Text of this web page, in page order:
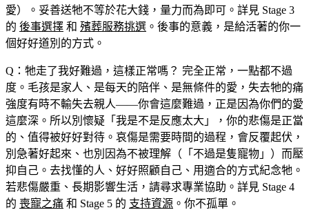
愛）。妥善送牠不等於花大錢，量力而為即可。詳見 Stage 3
的 後事選擇 和 殯葬服務挑選 。後事的意義，是給活著的你一
個好好道別的方式。
Q：牠走了我好難過，這樣正常嗎？ 完全正常，一點都不過
度。毛孩是家人、是每天的陪伴、是無條件的愛，失去牠的痛
強度有時不輸失去親人——你會這麼難過，正是因為你們的愛
這麼深。所以別懷疑「我是不是反應太大」，你的悲傷是正當
的、值得被好好對待。哀傷是需要時間的過程，會反覆起伏，
別急著好起來、也別因為不被理解（「不過是隻寵物」）而壓
抑自己。去找懂的人、好好照顧自己、用適合的方式紀念牠。
若悲傷嚴重、長期影響生活，請尋求專業協助。詳見 Stage 4
的 喪寵之痛 和 Stage 5 的 支持資源 。你不孤單。